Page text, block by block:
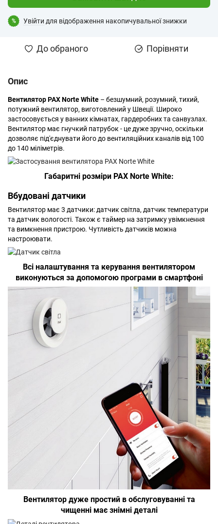
% Увійти для відображення накопичувальної знижки
До обраного Порівняти
Опис
Вентилятор PAX Norte White – безшумний, розумний, тихий,
потужний вентилятор, виготовлений у Швеції. Широко
застосовується у ванних кімнатах, гардеробних та санвузлах.
Вентилятор має гнучкий патрубок - це дуже зручно, оскільки
дозволяє під'єднувати його до вентиляційних каналів від 100
до 140 міліметрів.
Габаритні розміри PAX Norte White:
Вбудовані датчики
Вентилятор має 3 датчики: датчик світла, датчик температури
та датчик вологості. Також є таймер на затримку увімкнення
та вимкнення пристрою. Чутливість датчиків можна
настроювати.
Всі налаштування та керування вентилятором
виконуються за допомогою програми в смартфоні
Вентилятор дуже простий в обслуговуванні та
чищенні має знімні деталі